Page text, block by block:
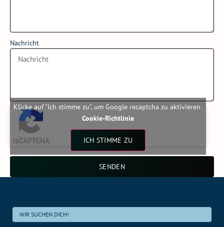
Nachricht
Klicke auf "Ich stimme zu", um Google recaptcha zu aktivieren
Cookie-Richtlinie
ICH STIMME ZU
SENDEN
WIR SUCHEN DICH!